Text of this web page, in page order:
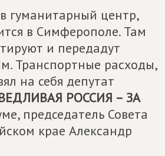
гуманитарный центр,
в Симферополе. Там
и передадут
Транспортные расходы,
на себя депутат
РОССИЯ – ЗА
председатель Совета
крае Александр